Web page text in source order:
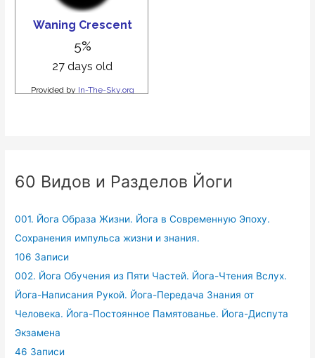
60 Видов и Разделов Йоги
001. Йога Образа Жизни. Йога в Современную Эпоху.
Сохранения импульса жизни и знания.
106 Записи
002. Йога Обучения из Пяти Частей. Йога-Чтения Вслух.
Йога-Написания Рукой. Йога-Передача Знания от
Человека. Йога-Постоянное Памятованье. Йога-Диспута
Экзамена
46 Записи